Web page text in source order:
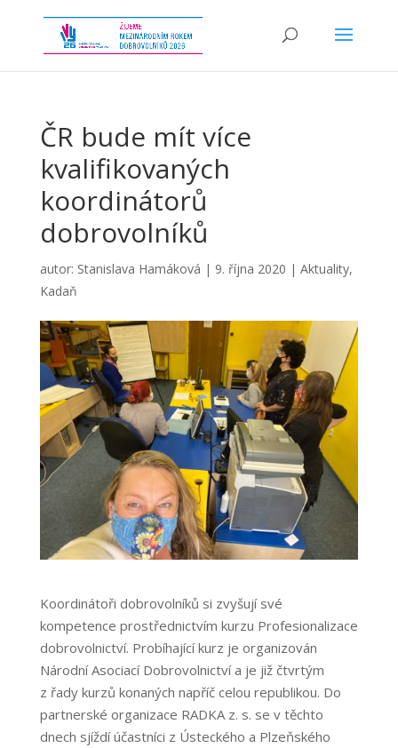
ČR bude mít více
kvalifikovaných
koordinátorů
dobrovolníků
autor: Stanislava Hamáková | 9. října 2020 | Aktuality,
Kadaň
Koordinátoři dobrovolníků si zvyšují své
kompetence prostřednictvím kurzu Profesionalizace
dobrovolnictví. Probíhající kurz je organizován
Národní Asociací Dobrovolnictví a je již čtvrtým
z řady kurzů konaných napříč celou republikou. Do
partnerské organizace RADKA z. s. se v těchto
dnech sjíždí účastníci z Ústeckého a Plzeňského